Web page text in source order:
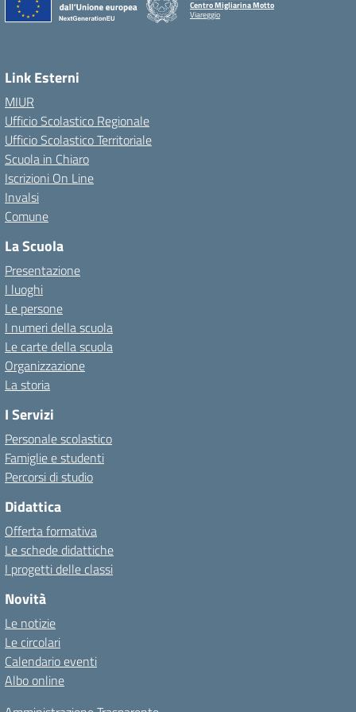
Centro Migliarina Motto
Viareggio
Link Esterni
MIUR
Ufficio Scolastico Regionale
Ufficio Scolastico Territoriale
Scuola in Chiaro
Iscrizioni On Line
Invalsi
Comune
La Scuola
Presentazione
I luoghi
Le persone
I numeri della scuola
Le carte della scuola
Organizzazione
La storia
I Servizi
Personale scolastico
Famiglie e studenti
Percorsi di studio
Didattica
Offerta formativa
Le schede didattiche
I progetti delle classi
Novità
Le notizie
Le circolari
Calendario eventi
Albo online